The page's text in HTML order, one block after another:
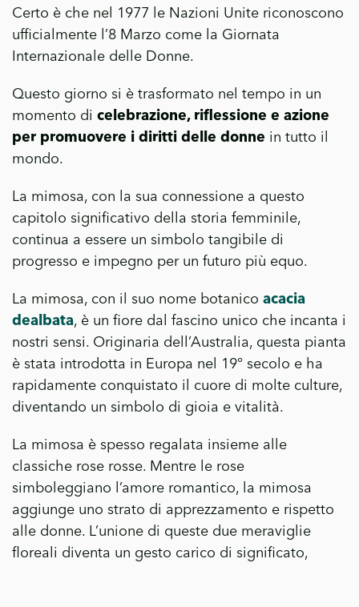
Certo è che nel 1977 le Nazioni Unite riconoscono
ufficialmente l’8 Marzo come la Giornata
Internazionale delle Donne.
Questo giorno si è trasformato nel tempo in un
momento di celebrazione, riflessione e azione
per promuovere i diritti delle donne in tutto il
mondo.
La mimosa, con la sua connessione a questo
capitolo significativo della storia femminile,
continua a essere un simbolo tangibile di
progresso e impegno per un futuro più equo.
La mimosa, con il suo nome botanicoacacia
dealbata, è un fiore dal fascino unico che incanta i
nostri sensi. Originaria dell’Australia, questa pianta
è stata introdotta in Europa nel 19° secolo e ha
rapidamente conquistato il cuore di molte culture,
diventando un simbolo di gioia e vitalità.
La mimosa è spesso regalata insieme alle
classiche rose rosse. Mentre le rose
simboleggiano l’amore romantico, la mimosa
aggiunge uno strato di apprezzamento e rispetto
alle donne. L’unione di queste due meraviglie
floreali diventa un gesto carico di significato,